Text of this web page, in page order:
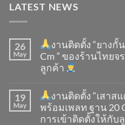
LATEST NEWS
26
May
งานติดตั้ง “ยาง
Cm ” ของร้านไทย
ลูกค้า
19
May
งานติดตั้ง “เสาส
พร้อมเพลท ฐาน 20
การเข้าติดตั้ง​ให้กับ